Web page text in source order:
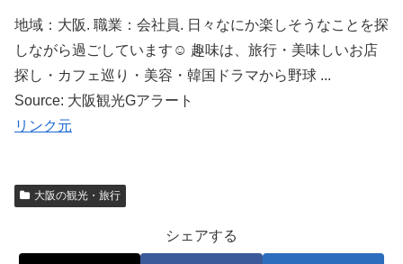
地域：大阪. 職業：会社員. 日々なにか楽しそうなことを探
しながら過ごしています☺ 趣味は、旅行・美味しいお店
探し・カフェ巡り・美容・韓国ドラマから野球 ...
Source: 大阪観光Gアラート
リンク元
大阪の観光・旅行
シェアする